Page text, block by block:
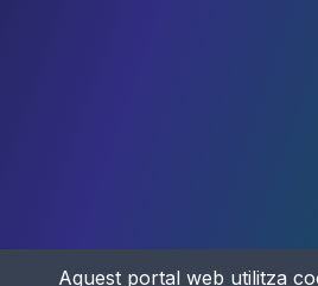
Aquest portal web utilitza